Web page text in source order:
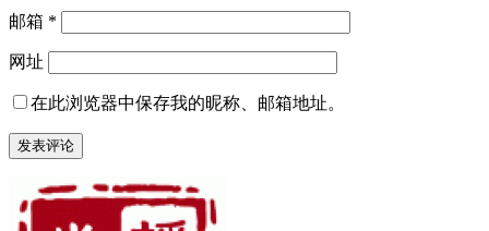
邮箱 *
网址
在此浏览器中保存我的昵称、邮箱地址。